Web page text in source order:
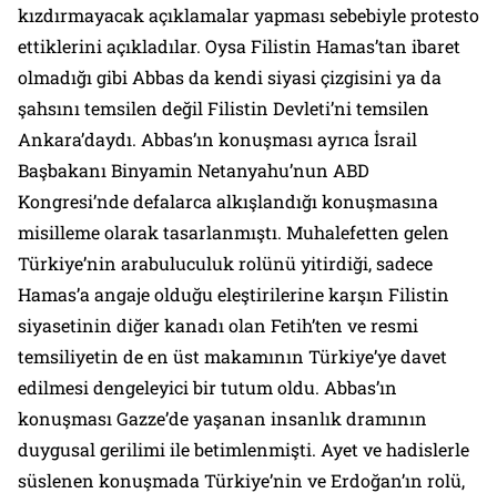
kızdırmayacak açıklamalar yapması sebebiyle protesto
ettiklerini açıkladılar. Oysa Filistin Hamas’tan ibaret
olmadığı gibi Abbas da kendi siyasi çizgisini ya da
şahsını temsilen değil Filistin Devleti’ni temsilen
Ankara’daydı. Abbas’ın konuşması ayrıca İsrail
Başbakanı Binyamin Netanyahu’nun ABD
Kongresi’nde defalarca alkışlandığı konuşmasına
misilleme olarak tasarlanmıştı. Muhalefetten gelen
Türkiye’nin arabuluculuk rolünü yitirdiği, sadece
Hamas’a angaje olduğu eleştirilerine karşın Filistin
siyasetinin diğer kanadı olan Fetih’ten ve resmi
temsiliyetin de en üst makamının Türkiye’ye davet
edilmesi dengeleyici bir tutum oldu. Abbas’ın
konuşması Gazze’de yaşanan insanlık dramının
duygusal gerilimi ile betimlenmişti. Ayet ve hadislerle
süslenen konuşmada Türkiye’nin ve Erdoğan’ın rolü,